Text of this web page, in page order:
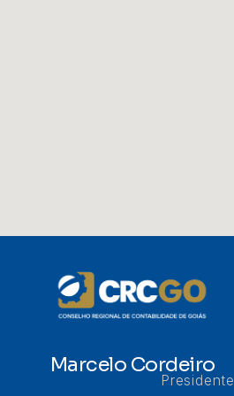
Marcelo Cordeiro
Presidente